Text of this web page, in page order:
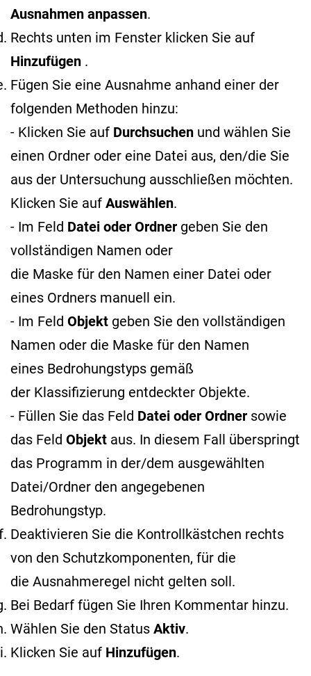
Ausnahmen anpassen.
Rechts unten im Fenster klicken Sie auf
Hinzufügen .
Fügen Sie eine Ausnahme anhand einer der
folgenden Methoden hinzu:
- Klicken Sie auf Durchsuchen und wählen Sie
einen Ordner oder eine Datei aus, den/die Sie
aus der Untersuchung ausschließen möchten.
Klicken Sie auf Auswählen.
- Im Feld Datei oder Ordner geben Sie den
vollständigen Namen oder
die Maske für den Namen einer Datei oder
eines Ordners manuell ein.
- Im Feld Objekt geben Sie den vollständigen
Namen oder die Maske für den Namen
eines Bedrohungstyps gemäß
der Klassifizierung entdeckter Objekte.
- Füllen Sie das Feld Datei oder Ordner sowie
das Feld Objekt aus. In diesem Fall überspringt
das Programm in der/dem ausgewählten
Datei/Ordner den angegebenen
Bedrohungstyp.
Deaktivieren Sie die Kontrollkästchen rechts
von den Schutzkomponenten, für die
die Ausnahmeregel nicht gelten soll.
Bei Bedarf fügen Sie Ihren Kommentar hinzu.
Wählen Sie den Status Aktiv.
Klicken Sie auf Hinzufügen.